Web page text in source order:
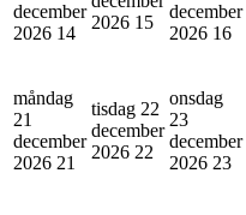
december
2026 14
2026 15
december
2026 16
måndag
21
december
2026 21
tisdag 22
december
2026 22
onsdag
23
december
2026 23